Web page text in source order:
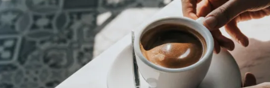
Vertriebspartner
Unternehmen
Kontakt & Service